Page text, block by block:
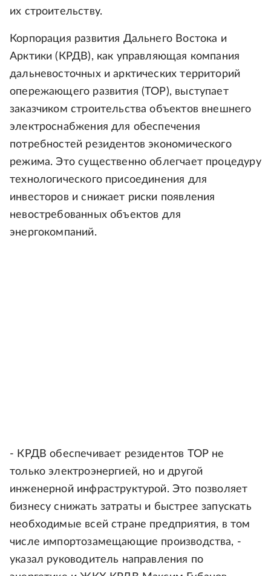
их строительству.
Корпорация развития Дальнего Востока и
Арктики (КРДВ), как управляющая компания
дальневосточных и арктических территорий
опережающего развития (ТОР), выступает
заказчиком строительства объектов внешнего
электроснабжения для обеспечения
потребностей резидентов экономического
режима. Это существенно облегчает процедуру
технологического присоединения для
инвесторов и снижает риски появления
невостребованных объектов для
энергокомпаний.
- КРДВ обеспечивает резидентов ТОР не
только электроэнергией, но и другой
инженерной инфраструктурой. Это позволяет
бизнесу снижать затраты и быстрее запускать
необходимые всей стране предприятия, в том
числе импортозамещающие производства, -
указал руководитель направления по